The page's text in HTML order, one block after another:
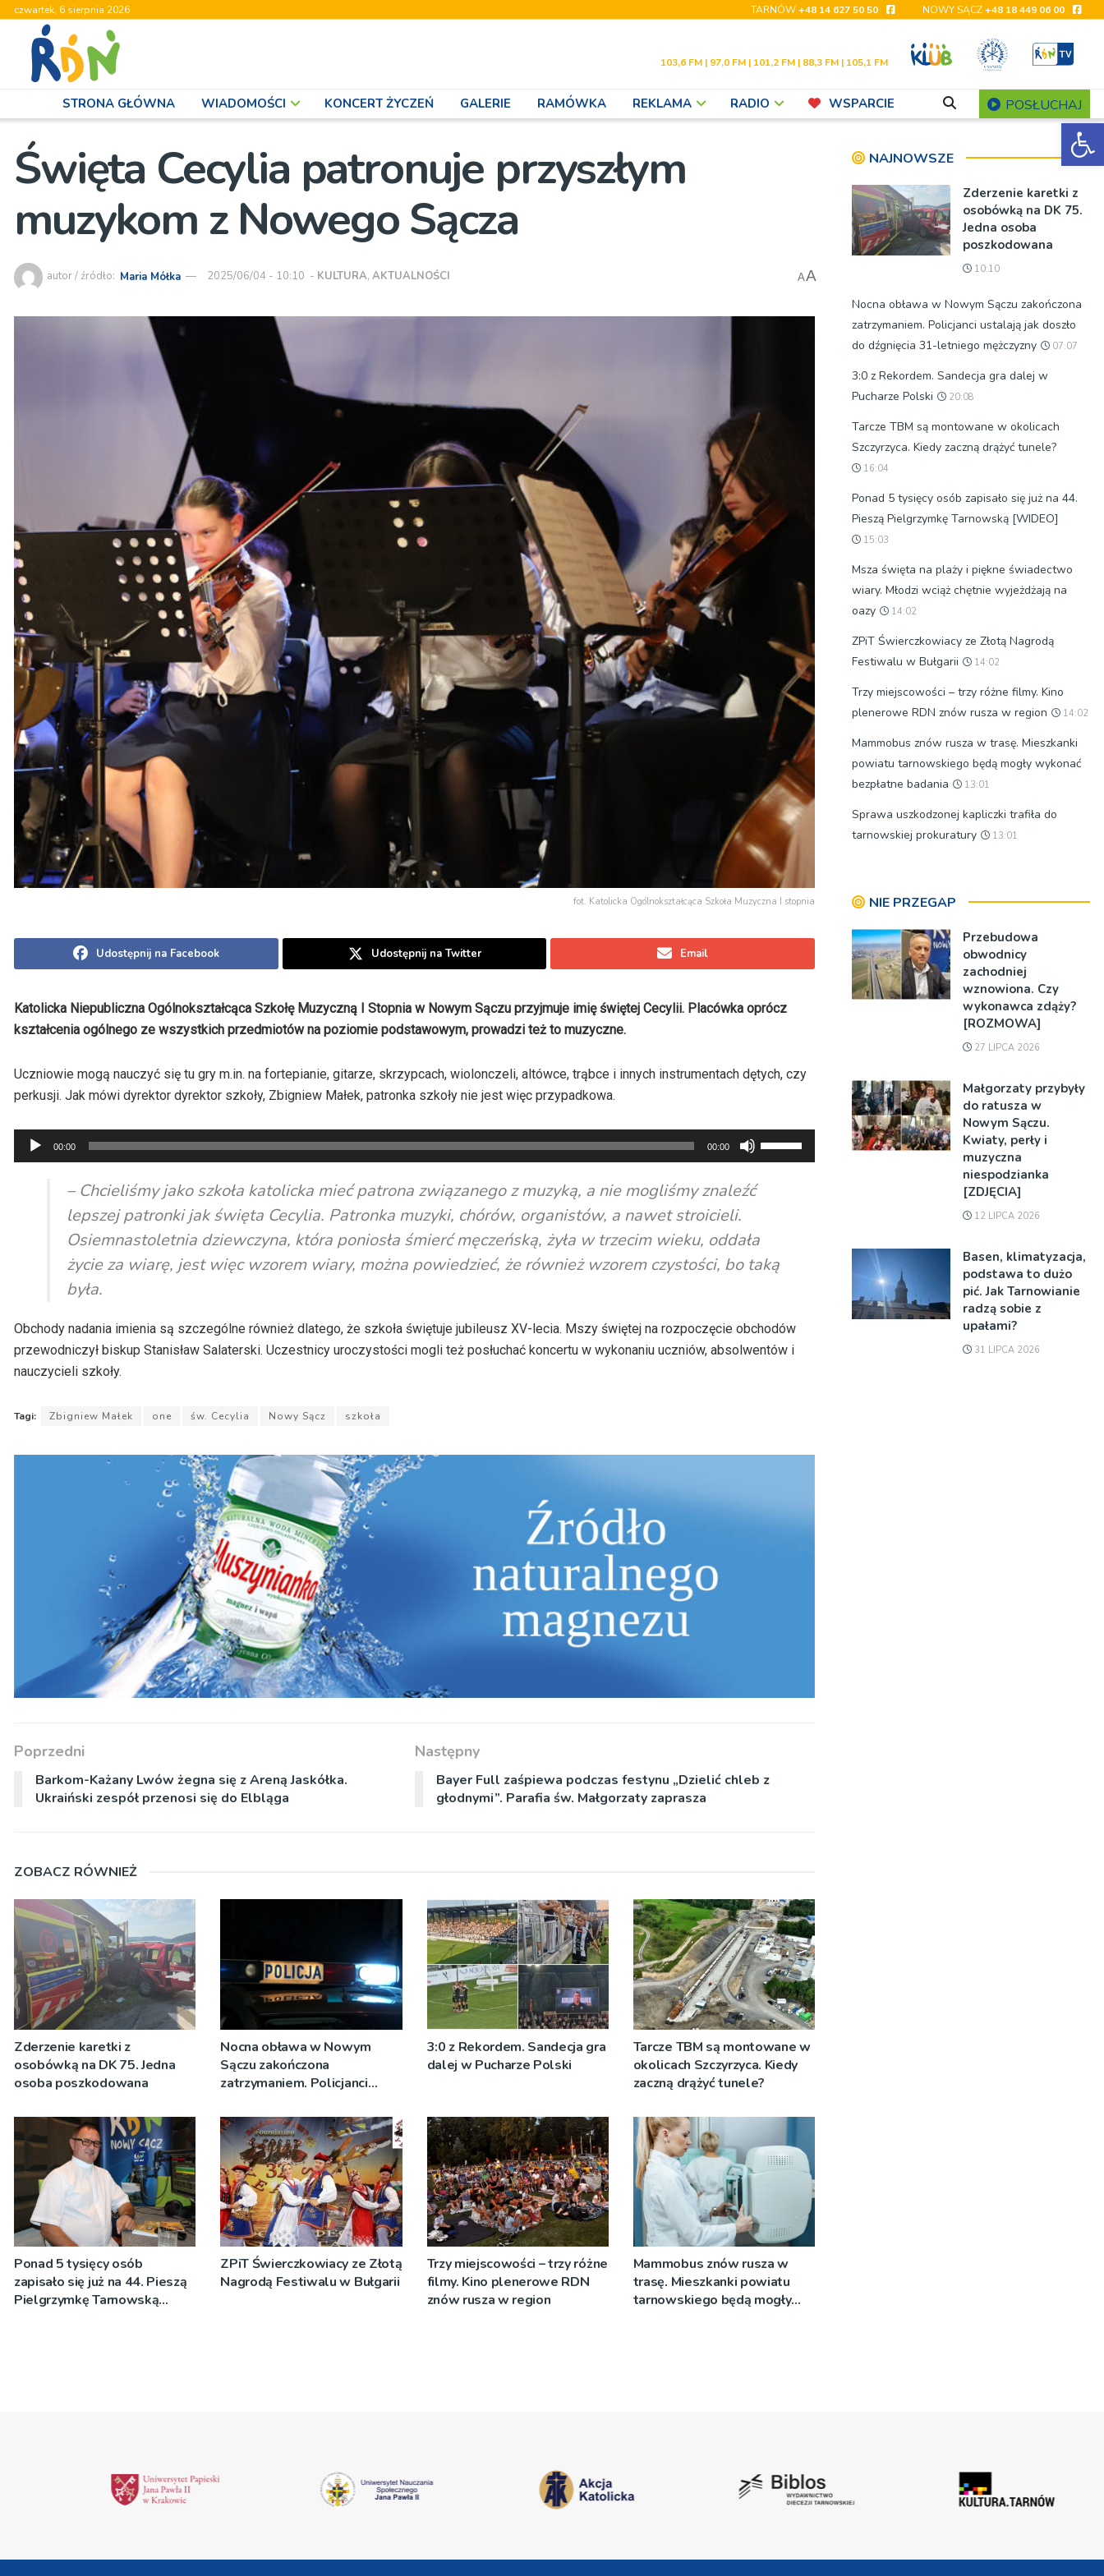
czwartek, 6 sierpnia 2026 TARNÓW+48 14 627 50 50 NOWY SĄCZ+48 18 449 06 00
103,6 FM | 97,0 FM | 101,2 FM | 88,3 FM | 105,1 FM
STRONA GŁÓWNA WIADOMOŚCI KONCERT ŻYCZEŃ GALERIE RAMÓWKA REKLAMA RADIO WSPARCIE POSŁUCHAJ
Święta Cecylia patronuje przyszłym
muzykom z Nowego Sącza
autor / źródło: Maria Mółka 2025/06/04 - 10:10 - KULTURA,AKTUALNOŚCI AA
fot. Katolicka Ogólnokształcąca Szkoła Muzyczna I stopnia
Udostępnij na Facebook Udostępnij na Twitter Email
Katolicka Niepubliczna Ogólnokształcąca Szkołę Muzyczną I Stopnia w Nowym Sączu przyjmuje imię świętej Cecylii. Placówka oprócz
kształcenia ogólnego ze wszystkich przedmiotów na poziomie podstawowym, prowadzi też to muzyczne.
Uczniowie mogą nauczyć się tu gry m.in. na fortepianie, gitarze, skrzypcach, wiolonczeli, altówce, trąbce i innych instrumentach dętych, czy
perkusji. Jak mówi dyrektor dyrektor szkoły, Zbigniew Małek, patronka szkoły nie jest więc przypadkowa.
Odtwarzacz
plików
dźwiękowych
00:00 00:00
strzałek
dołu
lub
zmniejszyć
– Chcieliśmy jako szkoła katolicka mieć patrona związanego z muzyką, a nie mogliśmy znaleźć
lepszej patronki jak święta Cecylia. Patronka muzyki, chórów, organistów, a nawet stroicieli.
Osiemnastoletnia dziewczyna, która poniosła śmierć męczeńską, żyła w trzecim wieku, oddała
życie za wiarę, jest więc wzorem wiary, można powiedzieć, że również wzorem czystości, bo taką
była.
Obchody nadania imienia są szczególne również dlatego, że szkoła świętuje jubileusz XV-lecia. Mszy świętej na rozpoczęcie obchodów
przewodniczył biskup Stanisław Salaterski. Uczestnicy uroczystości mogli też posłuchać koncertu w wykonaniu uczniów, absolwentów i
nauczycieli szkoły.
Tagi: Zbigniew Małek one św. Cecylia Nowy Sącz szkoła
Poprzedni
Barkom-Każany Lwów żegna się z Areną Jaskółka.
Ukraiński zespół przenosi się do Elbląga
Następny
Bayer Full zaśpiewa podczas festynu „Dzielić chleb z
głodnymi”. Parafia św. Małgorzaty zaprasza
ZOBACZ RÓWNIEŻ
Zderzenie karetki z
osobówką na DK 75. Jedna
osoba poszkodowana
Nocna obława w Nowym
Sączu zakończona
zatrzymaniem. Policjanci
dźgnięcia 31-letniego
mężczyzny
3:0 z Rekordem. Sandecja gra
dalej w Pucharze Polski
Tarcze TBM są montowane w
okolicach Szczyrzyca. Kiedy
zaczną drążyć tunele?
Ponad 5 tysięcy osób
zapisało się już na 44. Pieszą
Pielgrzymkę Tarnowską
ZPiT Świerczkowiacy ze Złotą
Nagrodą Festiwalu w Bułgarii
Trzy miejscowości – trzy różne
filmy. Kino plenerowe RDN
znów rusza w region
Mammobus znów rusza w
trasę. Mieszkanki powiatu
tarnowskiego będą mogły
NAJNOWSZE
Zderzenie karetki z
osobówką na DK 75.
Jedna osoba
poszkodowana
10:10
Nocna obława w Nowym Sączu zakończona
zatrzymaniem. Policjanci ustalają jak doszło
do dźgnięcia 31-letniego mężczyzny
07:07
3:0 z Rekordem. Sandecja gra dalej w
Pucharze Polski
20:08
Tarcze TBM są montowane w okolicach
Szczyrzyca. Kiedy zaczną drążyć tunele?
16:04
Ponad 5 tysięcy osób zapisało się już na 44.
Pieszą Pielgrzymkę Tarnowską [WIDEO]
15:03
Msza święta na plaży i piękne świadectwo
wiary. Młodzi wciąż chętnie wyjeżdżają na
oazy
14:02
ZPiT Świerczkowiacy ze Złotą Nagrodą
Festiwalu w Bułgarii
14:02
Trzy miejscowości – trzy różne filmy. Kino
plenerowe RDN znów rusza w region
14:02
Mammobus znów rusza w trasę. Mieszkanki
powiatu tarnowskiego będą mogły wykonać
bezpłatne badania
13:01
Sprawa uszkodzonej kapliczki trafiła do
tarnowskiej prokuratury
13:01
NIE PRZEGAP
Przebudowa
obwodnicy
zachodniej
wznowiona. Czy
wykonawca zdąży?
[ROZMOWA]
27 LIPCA 2026
Małgorzaty przybyły
do ratusza w
Nowym Sączu.
Kwiaty, perły i
muzyczna
niespodzianka
[ZDJĘCIA]
12 LIPCA 2026
Basen, klimatyzacja,
podstawa to dużo
pić. Jak Tarnowianie
radzą sobie z
upałami?
31 LIPCA 2026